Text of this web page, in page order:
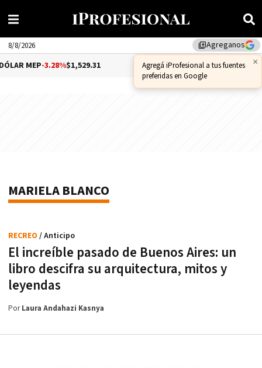
library_addAgreganos
×
Agregá iProfesional a tus fuentes
preferidas en Google
8/8/2026
MEP-3.28%$1,529.31 DÓLAR CCL-1.25%$1,556.14
MARIELA BLANCO
El increíble pasado de Buenos Aires: un
libro descifra su arquitectura, mitos y
leyendas
RECREO / Anticipo
PorLaura Andahazi Kasnya